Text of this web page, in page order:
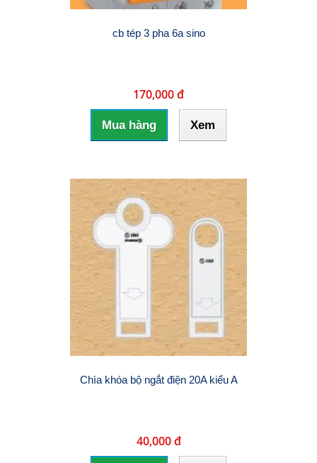
cb tép 3 pha 6a sino
170,000 đ
Mua hàng Xem
Chìa khóa bộ ngắt điện 20A kiểu A
40,000 đ